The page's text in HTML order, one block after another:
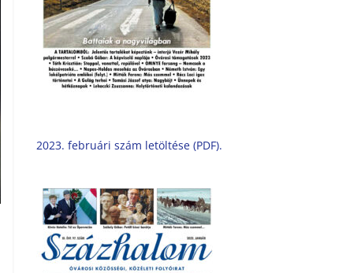
2023. februári szám letöltése (PDF).